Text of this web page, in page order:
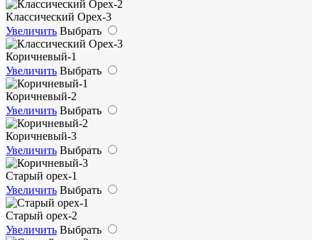
Классический Орех-3
Увеличить Выбрать
Коричневый-1
Увеличить Выбрать
Коричневый-2
Увеличить Выбрать
Коричневый-3
Увеличить Выбрать
Старый орех-1
Увеличить Выбрать
Старый орех-2
Увеличить Выбрать